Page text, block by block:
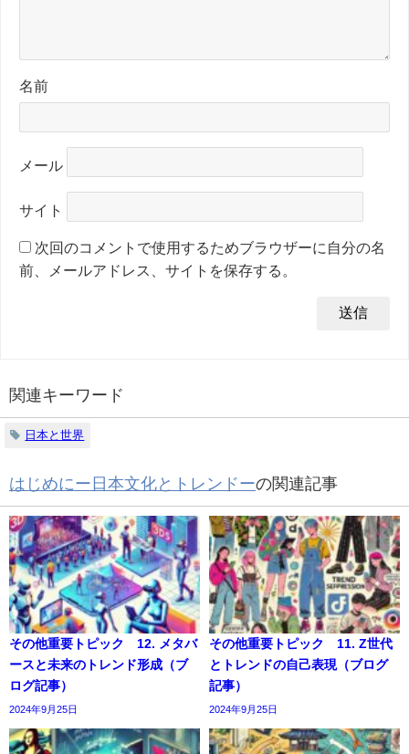
名前
メール
サイト
次回のコメントで使用するためブラウザーに自分の名
前、メールアドレス、サイトを保存する。
関連キーワード
日本と世界
はじめにー日本文化とトレンドーの関連記事
その他重要トピック 12. メタバ
ースと未来のトレンド形成（ブ
ログ記事）
2024年9月25日
その他重要トピック 11. Z世代
とトレンドの自己表現（ブログ
記事）
2024年9月25日